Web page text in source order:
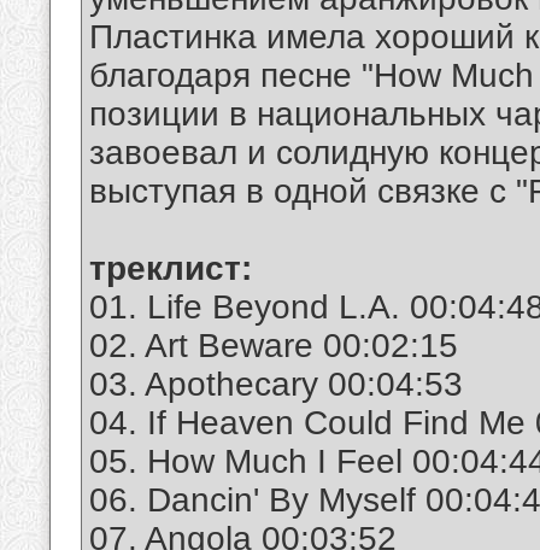
Пластинка имела хороший
благодаря песне "How
позиции в национальных
завоевал и солидную
выступая в одной связке с
треклист:
01. Life Beyond L.A.
02. Art Beware 00:02:15
03. Apothecary 00:04:53
04. If Heaven Could Find Me
05. How Much I Feel
06. Dancin' By Myself
07. Angola 00:03:52